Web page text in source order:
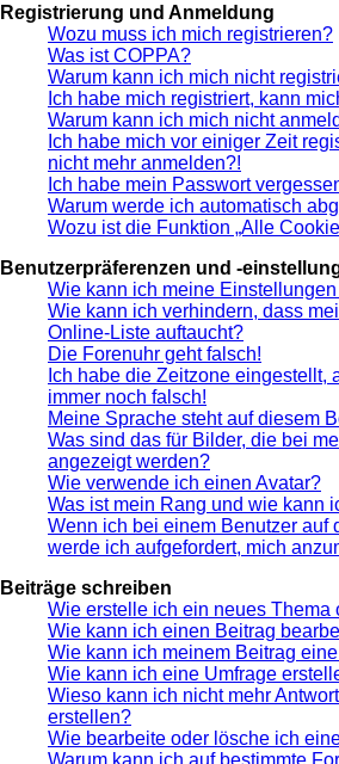
Registrierung und Anmeldung
Wozu muss ich mich registrieren?
Was ist COPPA?
Warum kann ich mich nicht
Ich habe mich registriert, kann
Warum kann ich mich nicht
Ich habe mich vor einiger Zeit
nicht mehr anmelden?!
Ich habe mein Passwort
Warum werde ich automatisch
Wozu ist die Funktion „Alle
Benutzerpräferenzen und -
Wie kann ich meine
Wie kann ich verhindern, dass
Online-Liste auftaucht?
Die Forenuhr geht falsch!
Ich habe die Zeitzone eingestellt,
immer noch falsch!
Meine Sprache steht auf diesem
Was sind das für Bilder, die bei
angezeigt werden?
Wie verwende ich einen Avatar?
Was ist mein Rang und wie kann
Wenn ich bei einem Benutzer auf
werde ich aufgefordert, mich
Beiträge schreiben
Wie erstelle ich ein neues Thema
Wie kann ich einen Beitrag
Wie kann ich meinem Beitrag
Wie kann ich eine Umfrage
Wieso kann ich nicht mehr
erstellen?
Wie bearbeite oder lösche ich
Warum kann ich auf bestimmte